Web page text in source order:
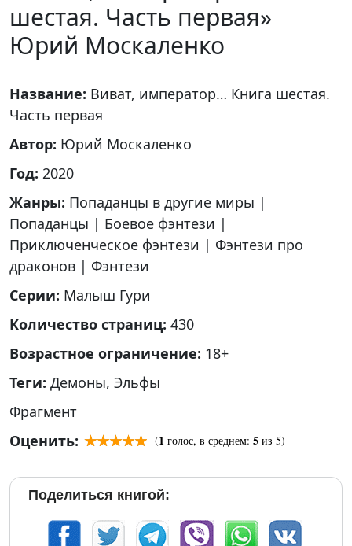
шестая. Часть первая»
Юрий Москаленко
Название: Виват, император… Книга шестая.
Часть первая
Автор: Юрий Москаленко
Год: 2020
Жанры: Попаданцы в другие миры |
Попаданцы | Боевое фэнтези |
Приключенческое фэнтези | Фэнтези про
драконов | Фэнтези
Серии: Малыш Гури
Количество страниц: 430
Возрастное ограничение: 18+
Теги: Демоны, Эльфы
Фрагмент
Оценить:
(1 голос, в среднем: 5 из 5)
Поделиться книгой: